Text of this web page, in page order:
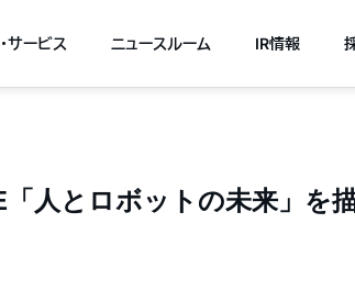
サービス ニュースルーム IR情報
人とロボットの未来」を